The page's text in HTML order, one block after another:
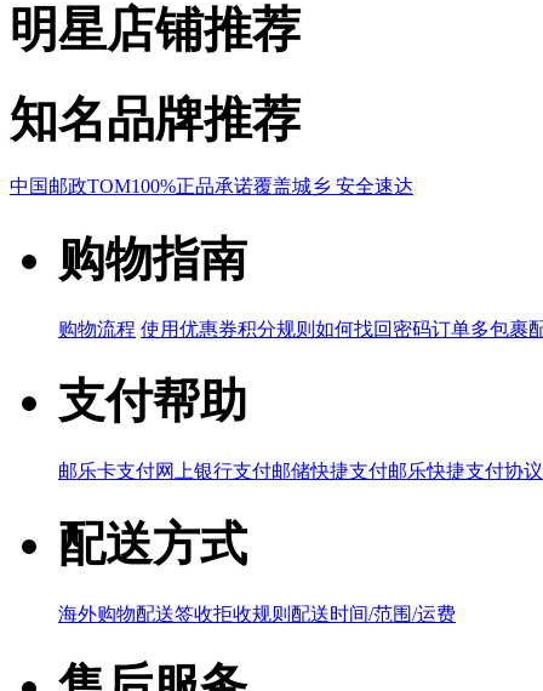
明星店铺推荐
知名品牌推荐
中国邮政TOM100%正品承诺覆盖城乡 安全速达
购物指南
购物流程 使用优惠券积分规则 如何找回密码订单多包裹
支付帮助
邮乐卡支付网上银行支付邮储快捷支付邮乐快捷支付协议
配送方式
海外购物配送签收拒收规则 配送时间/范围/运费